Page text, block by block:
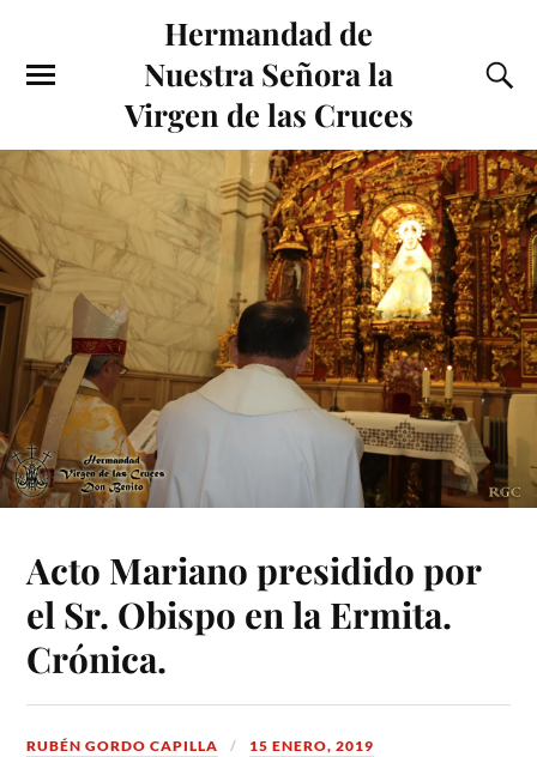
Hermandad de
Nuestra Señora la
Virgen de las Cruces
Acto Mariano presidido por
el Sr. Obispo en la Ermita.
Crónica.
RUBÉN GORDO CAPILLA 15 ENERO, 2019